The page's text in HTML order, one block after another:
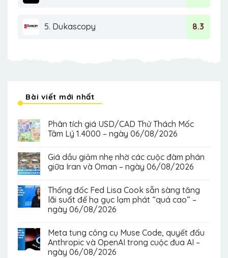
5. Dukascopy 8.3
Bài viết mới nhất
Phân tích giá USD/CAD Thử Thách Mốc
Tâm Lý 1.4000 – ngày 06/08/2026
Giá dầu giảm nhẹ nhờ các cuộc đàm phán
giữa Iran và Oman – ngày 06/08/2026
Thống đốc Fed Lisa Cook sẵn sàng tăng
lãi suất để hạ gục lạm phát “quá cao” –
ngày 06/08/2026
Meta tung công cụ Muse Code, quyết đấu
Anthropic và OpenAI trong cuộc đua AI –
ngày 06/08/2026